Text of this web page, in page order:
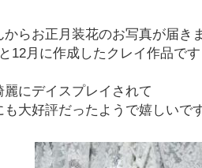
からお正月装花のお写真が届き
12月に作成したクレイ作品です
麗にデイスプレイされて
も大好評だったようで嬉しいで